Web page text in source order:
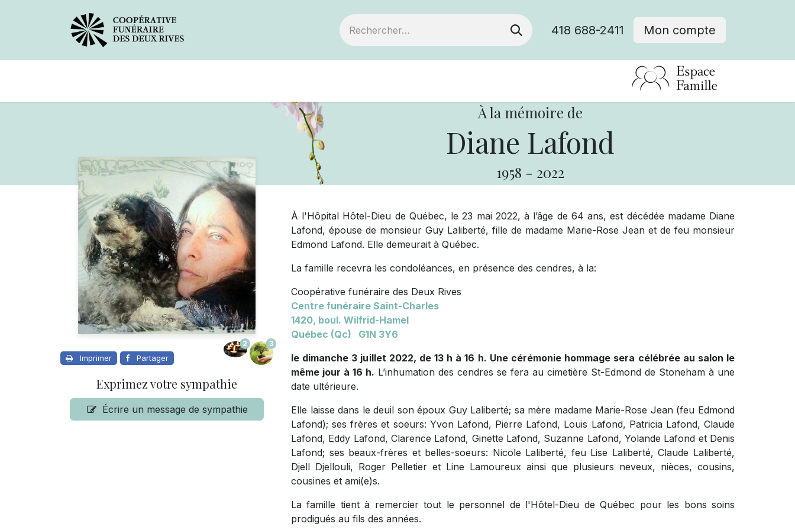
418 688-2411 Mon compte
À la mémoire de
Diane Lafond
1958 - 2022
Imprimer Partager
2 3
Exprimez votre sympathie
Écrire un message de sympathie
À l'Hôpital Hôtel-Dieu de Québec, le 23 mai 2022, à l’âge de 64 ans, est décédée madame Diane
Lafond, épouse de monsieur Guy Laliberté, fille de madame Marie-Rose Jean et de feu monsieur
Edmond Lafond. Elle demeurait à Québec.
La famille recevra les condoléances, en présence des cendres, à la:
Coopérative funéraire des Deux Rives
Centre funéraire Saint-Charles
1420, boul. Wilfrid-Hamel
Québec (Qc) G1N 3Y6
le dimanche 3 juillet 2022, de 13 h à 16 h. Une cérémonie hommage sera célébrée au salon le
même jour à 16 h. L’inhumation des cendres se fera au cimetière St-Edmond de Stoneham à une
date ultérieure.
Elle laisse dans le deuil son époux Guy Laliberté; sa mère madame Marie-Rose Jean (feu Edmond
Lafond); ses frères et soeurs: Yvon Lafond, Pierre Lafond, Louis Lafond, Patricia Lafond, Claude
Lafond, Eddy Lafond, Clarence Lafond, Ginette Lafond, Suzanne Lafond, Yolande Lafond et Denis
Lafond; ses beaux-frères et belles-soeurs: Nicole Laliberté, feu Lise Laliberté, Claude Laliberté,
Djell Djellouli, Roger Pelletier et Line Lamoureux ainsi que plusieurs neveux, nièces, cousins,
cousines et ami(e)s.
La famille tient à remercier tout le personnel de l'Hôtel-Dieu de Québec pour les bons soins
prodigués au fils des années.